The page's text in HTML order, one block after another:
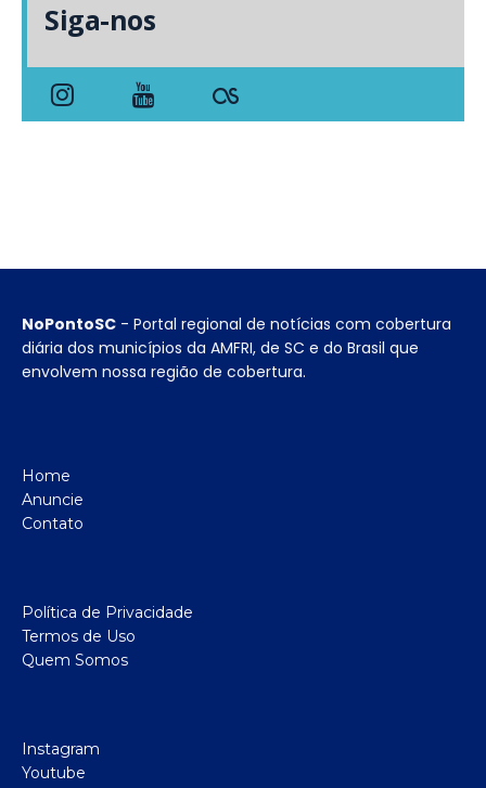
Siga-nos
NoPontoSC - Portal regional de notícias com cobertura
diária dos municípios da AMFRI, de SC e do Brasil que
envolvem nossa região de cobertura.
Home
Anuncie
Contato
Política de Privacidade
Termos de Uso
Quem Somos
Instagram
Youtube